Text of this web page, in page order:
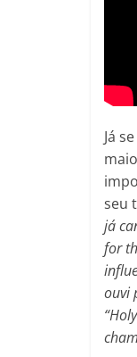
Já
seu
já
for
ouvi